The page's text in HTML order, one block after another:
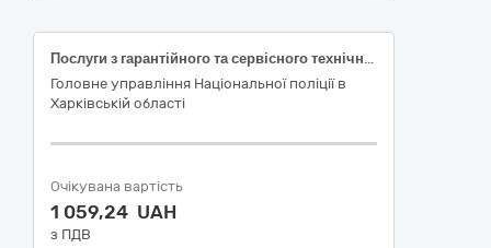
Послуги з гарантійного та сервісного технічного обслуговування автомобілів марки MAN
Головне управління Національної поліції в
Харківській області
Очікувана вартість
1 059,24 UAH
з ПДВ